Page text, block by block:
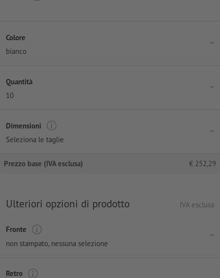
Colore
bianco
Quantità
10
Dimensioni
Seleziona le taglie
Prezzo base (IVA esclusa) € 252,29
Ulteriori opzioni di prodotto IVA esclusa
Fronte
non stampato, nessuna selezione
Retro